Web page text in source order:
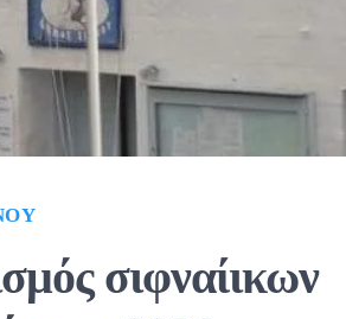
σιφναίικων